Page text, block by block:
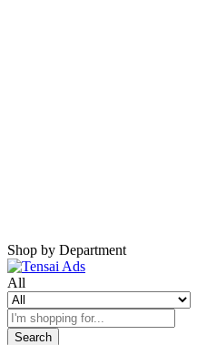
Shop by Department
All
Search